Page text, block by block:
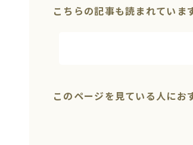
こちらの記事も読まれていま
このページを見ている人にお